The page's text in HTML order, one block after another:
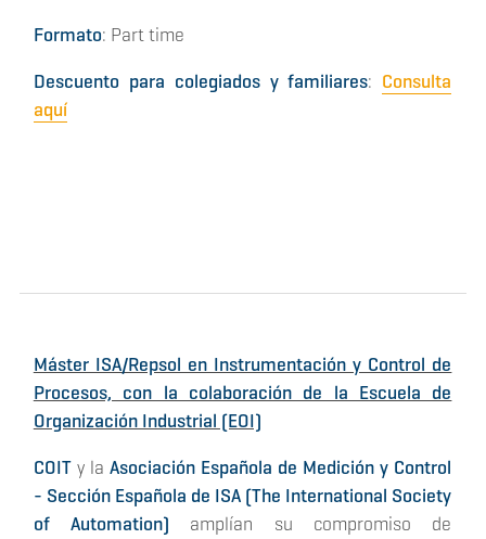
Formato: Part time
Descuento para colegiados y familiares: Consulta
aquí
Máster ISA/Repsol en Instrumentación y Control de
Procesos, con la colaboración de la Escuela de
Organización Industrial (EOI)
COIT y laAsociación Española de Medición y Control
- Sección Española de ISA (The International Society
of Automation) amplían su compromiso de